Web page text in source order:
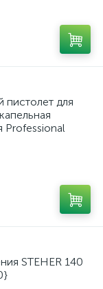
пистолет для
Professional
STEHER 140